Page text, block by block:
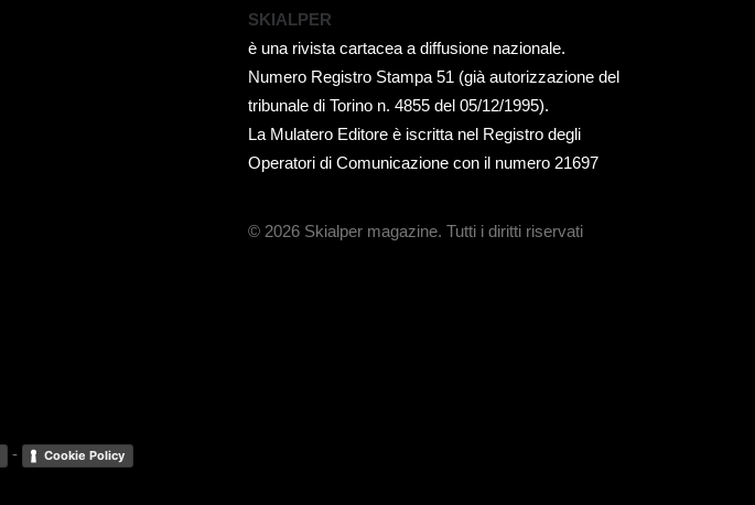
SKIALPER
è una rivista cartacea a diffusione nazionale.
Numero Registro Stampa 51 (già autorizzazione del
tribunale di Torino n. 4855 del 05/12/1995).
La Mulatero Editore è iscritta nel Registro degli
Operatori di Comunicazione con il numero 21697
© 2026 Skialper magazine. Tutti i diritti riservati
- Cookie Policy